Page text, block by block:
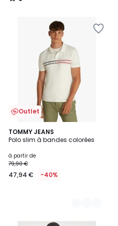
/
Outlet
TOMMY JEANS
Polo slim à bandes colorées
à partir de
79,90 €
47,94 € -40%
3
Couleurs